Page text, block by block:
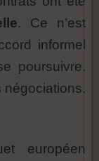
. Ce n’est
informel
poursuivre.
négociations.
européen